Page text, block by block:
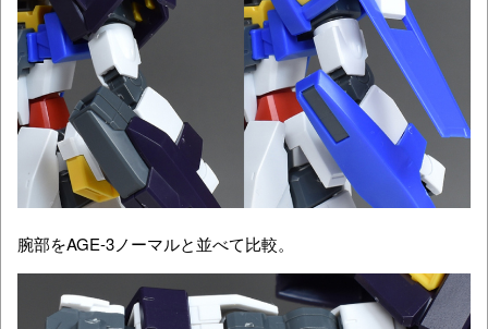
腕部をAGE-3ノーマルと並べて比較。